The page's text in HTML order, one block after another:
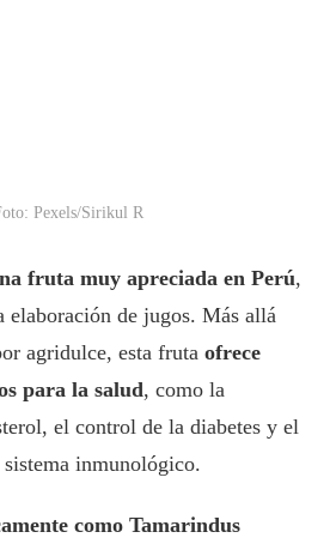
Pexels/Sirikul R
fruta muy apreciada en Perú,
elaboración de jugos. Más allá
agridulce, esta fruta ofrece
para la salud, como la
el control de la diabetes y el
inmunológico.
como Tamarindus